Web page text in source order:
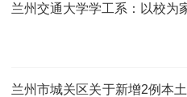
兰州交通大学学工系：以校为
兰州市城关区关于新增2例本